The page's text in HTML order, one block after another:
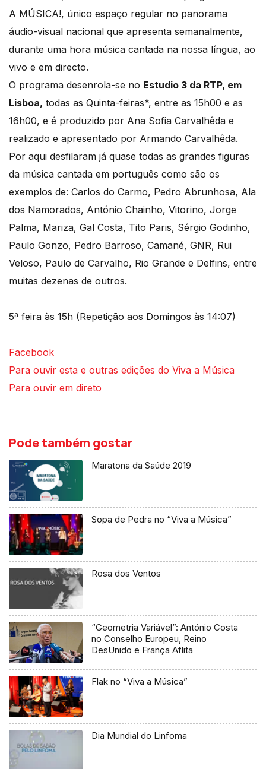
A MÚSICA!, único espaço regular no panorama
áudio-visual nacional que apresenta semanalmente,
durante uma hora música cantada na nossa língua, ao
vivo e em directo.
O programa desenrola-se no Estudio 3 da RTP, em
Lisboa, todas as Quinta-feiras*, entre as 15h00 e as
16h00, e é produzido por Ana Sofia Carvalhêda e
realizado e apresentado por Armando Carvalhêda.
Por aqui desfilaram já quase todas as grandes figuras
da música cantada em português como são os
exemplos de: Carlos do Carmo, Pedro Abrunhosa, Ala
dos Namorados, António Chainho, Vitorino, Jorge
Palma, Mariza, Gal Costa, Tito Paris, Sérgio Godinho,
Paulo Gonzo, Pedro Barroso, Camané, GNR, Rui
Veloso, Paulo de Carvalho, Rio Grande e Delfins, entre
muitas dezenas de outros.
5ª feira às 15h (Repetição aos Domingos às 14:07)
Facebook
Para ouvir esta e outras edições do Viva a Música
Para ouvir em direto
Pode também gostar
Maratona da Saúde 2019
Sopa de Pedra no “Viva a Música”
Rosa dos Ventos
“Geometria Variável”: António Costa
no Conselho Europeu, Reino
DesUnido e França Aflita
Flak no “Viva a Música”
Dia Mundial do Linfoma